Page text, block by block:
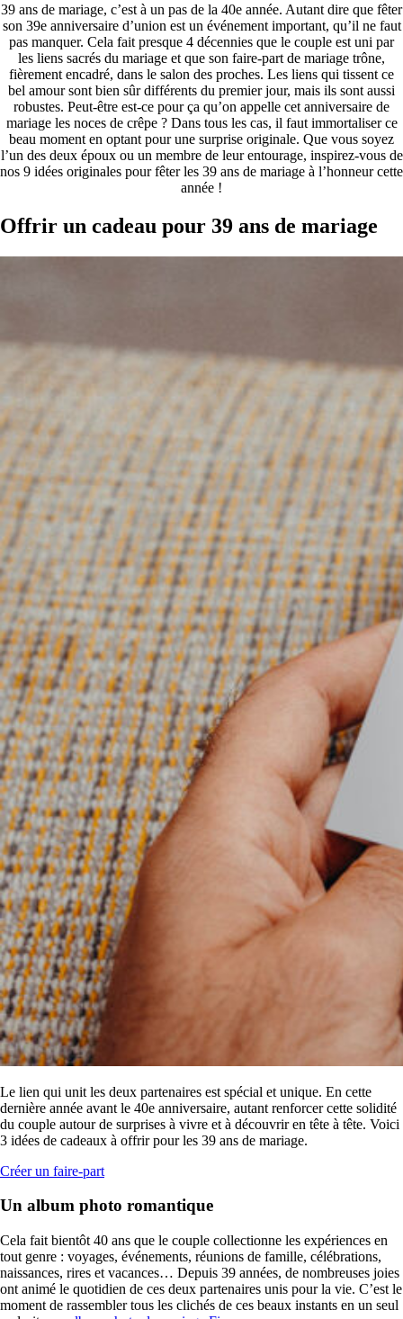
39 ans de mariage, c’est à un pas de la 40e année. Autant dire que fêter
son 39e anniversaire d’union est un événement important, qu’il ne faut
pas manquer. Cela fait presque 4 décennies que le couple est uni par
les liens sacrés du mariage et que son faire-part de mariage trône,
fièrement encadré, dans le salon des proches. Les liens qui tissent ce
bel amour sont bien sûr différents du premier jour, mais ils sont aussi
robustes. Peut-être est-ce pour ça qu’on appelle cet anniversaire de
mariage les noces de crêpe ? Dans tous les cas, il faut immortaliser ce
beau moment en optant pour une surprise originale. Que vous soyez
l’un des deux époux ou un membre de leur entourage, inspirez-vous de
nos 9 idées originales pour fêter les 39 ans de mariage à l’honneur cette
année !
Offrir un cadeau pour 39 ans de mariage
Le lien qui unit les deux partenaires est spécial et unique. En cette
dernière année avant le 40e anniversaire, autant renforcer cette solidité
du couple autour de surprises à vivre et à découvrir en tête à tête. Voici
3 idées de cadeaux à offrir pour les 39 ans de mariage.
Créer un faire-part
Un album photo romantique
Cela fait bientôt 40 ans que le couple collectionne les expériences en
tout genre : voyages, événements, réunions de famille, célébrations,
naissances, rires et vacances… Depuis 39 années, de nombreuses joies
ont animé le quotidien de ces deux partenaires unis pour la vie. C’est le
moment de rassembler tous les clichés de ces beaux instants en un seul